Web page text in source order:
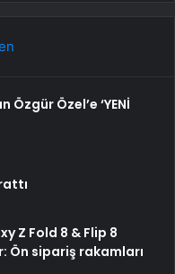
Özgür Özel’e ‘YENİ
Z Fold 8 & Flip 8
Ön sipariş rakamları